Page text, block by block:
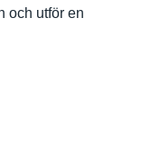
och utför en